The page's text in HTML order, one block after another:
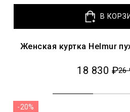
В
Женская куртка Helmur
18 830 ₽26
-20%